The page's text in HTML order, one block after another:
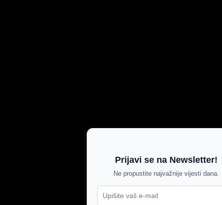
Prijavi se na Newsletter!
Ne propustite najvažnije vijesti dana.